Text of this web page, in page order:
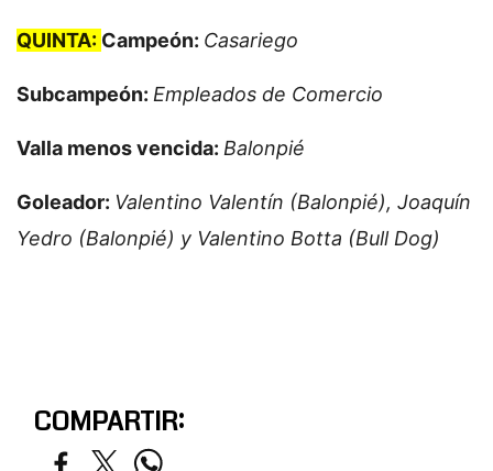
QUINTA: Campeón: Casariego
Subcampeón: Empleados de Comercio
Valla menos vencida: Balonpié
Goleador: Valentino Valentín (Balonpié), Joaquín
Yedro (Balonpié) y Valentino Botta (Bull Dog)
COMPARTIR: